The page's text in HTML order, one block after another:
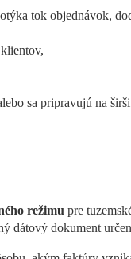
tok objednávok,
sa pripravujú na
režimu pre
dátový dokument